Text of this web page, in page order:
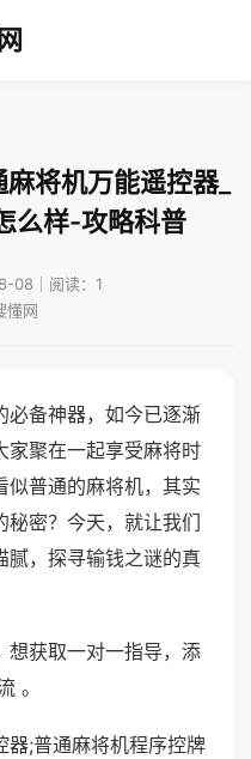
将机万能遥控器_
么样-攻略科普
08｜阅读：1
懂网
必备神器，如今已逐渐
家聚在一起享受麻将时
似普通的麻将机，其实
密？今天，就让我们
腻，探寻输钱之谜的真
想获取一对一指导，添
。
器;普通麻将机程序控牌